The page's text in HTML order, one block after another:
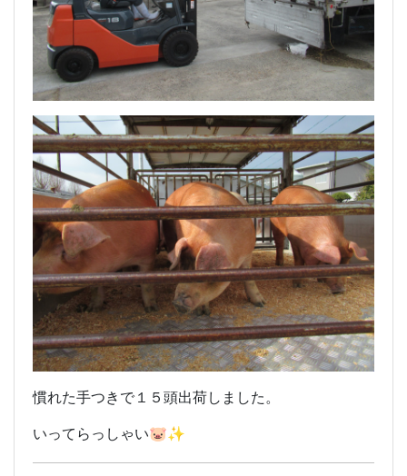
慣れた手つきで１５頭出荷しました。
いってらっしゃい🐷✨